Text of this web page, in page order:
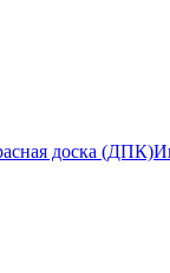
доска (ДПК)